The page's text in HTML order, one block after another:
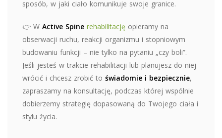
sposób, w jaki ciało komunikuje swoje granice.
👉 W Active Spine rehabilitację opieramy na
obserwacji ruchu, reakcji organizmu i stopniowym
budowaniu funkcji – nie tylko na pytaniu „czy boli”.
Jeśli jesteś w trakcie rehabilitacji lub planujesz do niej
wrócić i chcesz zrobić to świadomie i bezpiecznie,
zapraszamy na konsultację, podczas której wspólnie
dobierzemy strategię dopasowaną do Twojego ciała i
stylu życia.